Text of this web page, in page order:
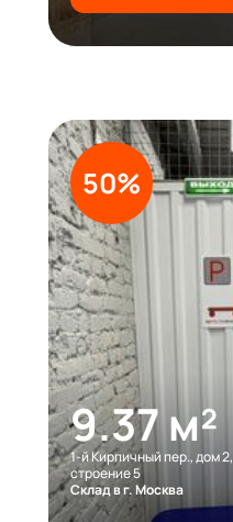
50%
9.37 м²
1-й Кирпичный пер., дом 2,
строение 5
Склад в г. Москва